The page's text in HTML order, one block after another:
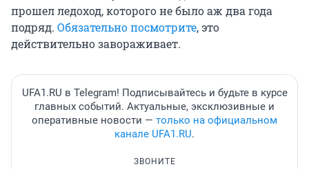
прошел ледоход, которого не было аж два года
подряд. Обязательно посмотрите, это
действительно завораживает.
UFA1.RU в Telegram! Подписывайтесь и будьте в курсе
главных событий. Актуальные, эксклюзивные и
оперативные новости — только на официальном
канале UFA1.RU.
ЗВОНИТЕ